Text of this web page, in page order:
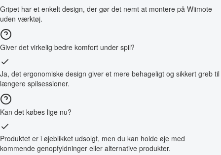
Gripet har et enkelt design, der gør det nemt at montere på Wiimote
uden værktøj.
Giver det virkelig bedre komfort under spil?
Ja, det ergonomiske design giver et mere behageligt og sikkert greb til
længere spilsessioner.
Kan det købes lige nu?
Produktet er i øjeblikket udsolgt, men du kan holde øje med
kommende genopfyldninger eller alternative produkter.